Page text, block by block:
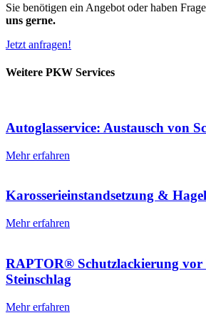
Sie benötigen ein Angebot oder haben
uns gerne.
Jetzt anfragen!
Weitere PKW Services
Autoglasservice: Austausch von
Mehr erfahren
Karosserieinstandsetzung &
Mehr erfahren
RAPTOR® Schutzlackierung vor
Steinschlag
Mehr erfahren